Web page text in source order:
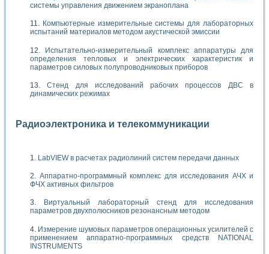
системы управления движением экраноплана
Компьютерные измерительные системы для лабораторных
испытаний материалов методом акустической эмиссии
Испытательно-измерительный комплекс аппаратуры для
определения тепловых и электрических характеристик и
параметров силовых полупроводниковых приборов
Стенд для исследований рабочих процессов ДВС в
динамических режимах
Радиоэлектроника и телекоммуникации
LabVIEW в расчетах радиолиний систем передачи данных
Аппаратно-программный комплекс для исследования АЧХ и
ФЧХ активных фильтров
Виртуальный лабораторный стенд для исследования
параметров двухполюсников резонансным методом
Измерение шумовых параметров операционных усилителей с
применением аппаратно-программных средств NATIONAL
INSTRUMENTS